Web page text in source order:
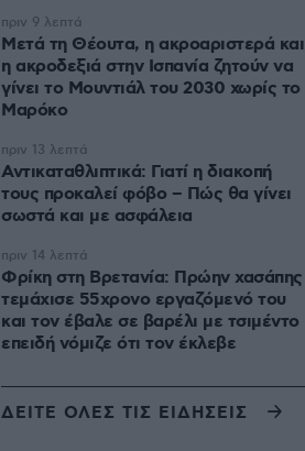
Μετά τη Θέουτα, η ακροαριστερά και
η ακροδεξιά στην Ισπανία ζητούν να
γίνει το Μουντιάλ του 2030 χωρίς το
Μαρόκο
πριν 9 λεπτά
Αντικαταθλιπτικά: Γιατί η διακοπή
τους προκαλεί φόβο – Πώς θα γίνει
σωστά και με ασφάλεια
πριν 13 λεπτά
Φρίκη στη Βρετανία: Πρώην χασάπης
τεμάχισε 55χρονο εργαζόμενό του
και τον έβαλε σε βαρέλι με τσιμέντο
επειδή νόμιζε ότι τον έκλεβε
πριν 14 λεπτά
ΔΕΙΤΕ ΟΛΕΣ ΤΙΣ ΕΙΔΗΣΕΙΣ